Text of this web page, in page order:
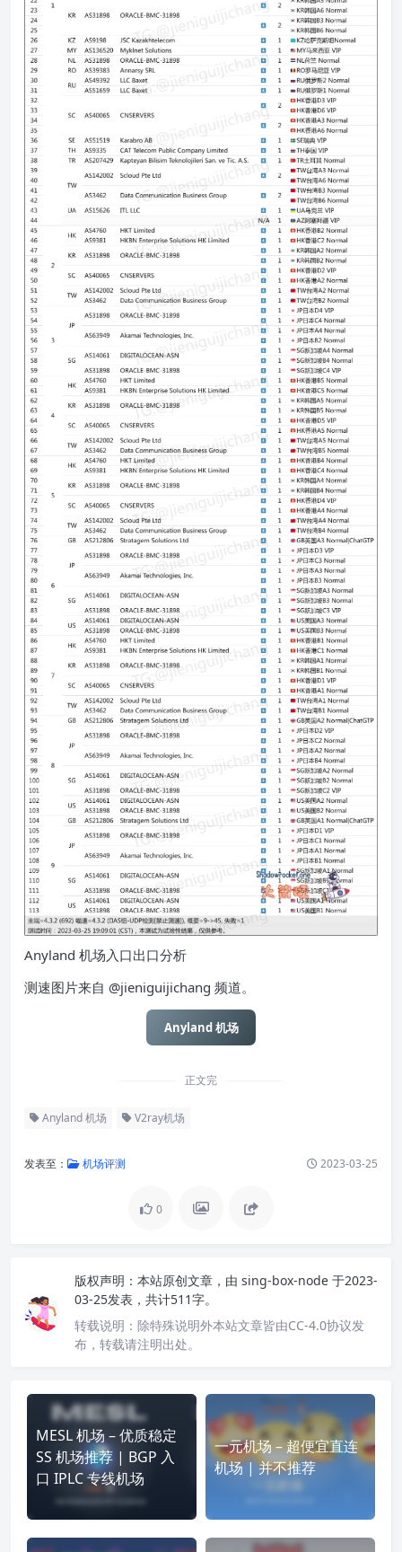
Anyland 机场入口出口分析
测速图片来自 @jieniguijichang 频道。
Anyland 机场
正文完
Anyland 机场 V2ray机场
发表至： 机场评测 2023-03-25
0
版权声明： 本站原创文章，由 sing-box-node 于2023-
03-25发表，共计511字。
转载说明： 除特殊说明外本站文章皆由CC-4.0协议发
布，转载请注明出处。
MESL 机场 – 优质稳定
SS 机场推荐 | BGP 入
口 IPLC 专线机场
一元机场 – 超便宜直连
机场 | 并不推荐